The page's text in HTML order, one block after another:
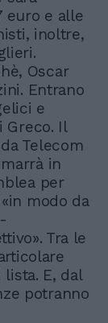
euro e alle
inoltre,
Oscar
Entrano
e
Greco. Il
Telecom
in
per
modo da
Tra le
E, dal
potranno